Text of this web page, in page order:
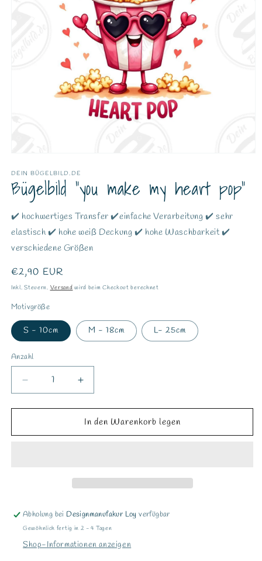
DEIN BÜGELBILD.DE
Bügelbild "you make my heart pop"
✔️ hochwertiges Transfer ✔️einfache Verarbeitung ✔️ sehr
elastisch ✔️ hohe weiß Deckung ✔️ hohe Waschbarkeit ✔️
verschiedene Größen
Normaler
Preis
€2,90 EUR
Inkl. Steuern. Versand wird beim Checkout berechnet
Motivgröße
S - 10cm M - 18cm L- 25cm
Anzahl
Verringere
die
Menge
Bügelbild
Erhöhe
die
Menge
für
Bügelbild
In den Warenkorb legen
Abholung bei Designmanufakur Loy verfügbar
Gewöhnlich fertig in 2 - 4 Tagen
Shop-Informationen anzeigen